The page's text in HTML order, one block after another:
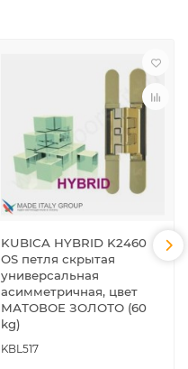
KUBICA HYBRID K2460
OS петля скрытая
универсальная
асимметричная, цвет
МАТОВОЕ ЗОЛОТО (60
kg)
KBL517